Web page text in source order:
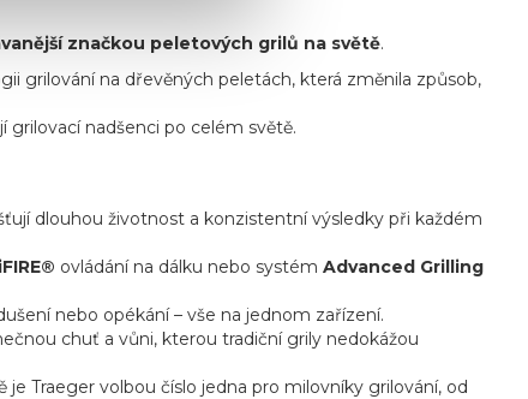
značkou peletových grilů na světě.
grilování na dřevěných peletách, která změnila způsob,
nadšenci po celém světě.
dlouhou životnost a konzistentní výsledky při každém
ovládání na dálku nebo systém Advanced Grilling
nebo opékání – vše na jednom zařízení.
chuť a vůni, kterou tradiční grily nedokážou
Traeger volbou číslo jedna pro milovníky grilování, od